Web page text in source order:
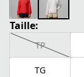
Taille:
TP
TG